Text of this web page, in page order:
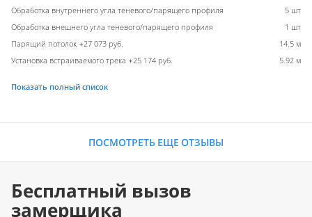
Обработка внутреннего угла теневого/парящего профиля
5 шт
Обработка внешнего угла теневого/парящего профиля
1 шт
Парящий потолок +27 073 руб.
14.5 м
Установка встраиваемого трека +25 174 руб.
5.92 м
Показать полный список
ПОСМОТРЕТЬ ЕЩЕ ОТЗЫВЫ
Бесплатный вызов
замерщика